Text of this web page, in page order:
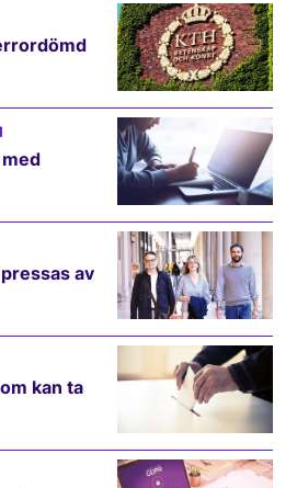
av
kan ta